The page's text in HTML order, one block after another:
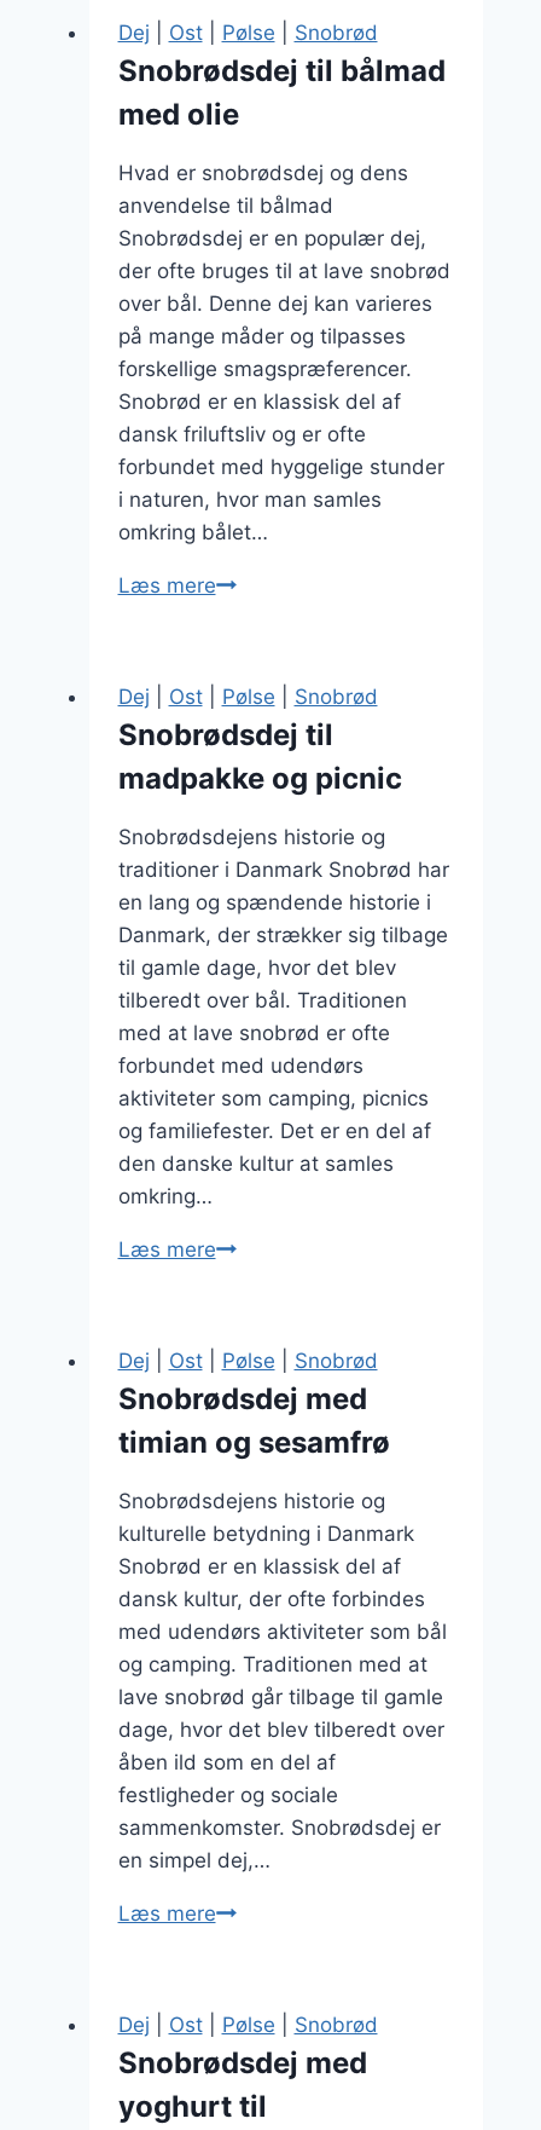
fløde
Dej Ost| Pølse Snobrød
Snobrødsdej til bålmad
med olie
Hvad er snobrødsdej og dens
anvendelse til bålmad
Snobrødsdej er en populær dej,
der ofte bruges til at lave snobrød
over bål. Denne dej kan varieres
på mange måder og tilpasses
forskellige smagspræferencer.
Snobrød er en klassisk del af
dansk friluftsliv og er ofte
forbundet med hyggelige stunder
i naturen, hvor man samles
omkring bålet…
Læs mereSnobrødsdej
olie
Dej Ost| Pølse Snobrød
Snobrødsdej til
madpakke og picnic
Snobrødsdejens historie og
traditioner i Danmark Snobrød har
en lang og spændende historie i
Danmark, der strækker sig tilbage
til gamle dage, hvor det blev
tilberedt over bål. Traditionen
med at lave snobrød er ofte
forbundet med udendørs
aktiviteter som camping, picnics
og familiefester. Det er en del af
den danske kultur at samles
omkring…
Læs mereSnobrødsdej
picnic
Dej Ost| Pølse Snobrød
Snobrødsdej med
timian og sesamfrø
Snobrødsdejens historie og
kulturelle betydning i Danmark
Snobrød er en klassisk del af
dansk kultur, der ofte forbindes
med udendørs aktiviteter som bål
og camping. Traditionen med at
lave snobrød går tilbage til gamle
dage, hvor det blev tilberedt over
åben ild som en del af
festligheder og sociale
sammenkomster. Snobrødsdej er
en simpel dej,…
Læs mereSnobrødsdej
sesamfrø
Dej Ost| Pølse Snobrød
Snobrødsdej med
yoghurt til